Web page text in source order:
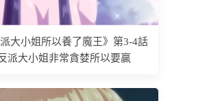
大小姐所以養了魔王》第3-4話
派大小姐非常貪婪所以要贏